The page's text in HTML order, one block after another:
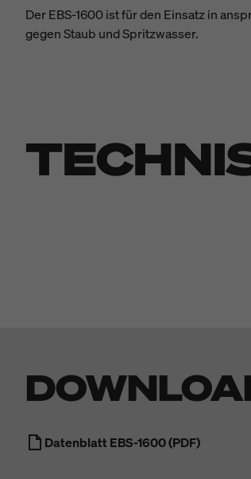
Der EBS-1600 ist für den Einsatz in
gegen Staub und Spritzwasser.
Datenblatt EBS-1600 (PDF)